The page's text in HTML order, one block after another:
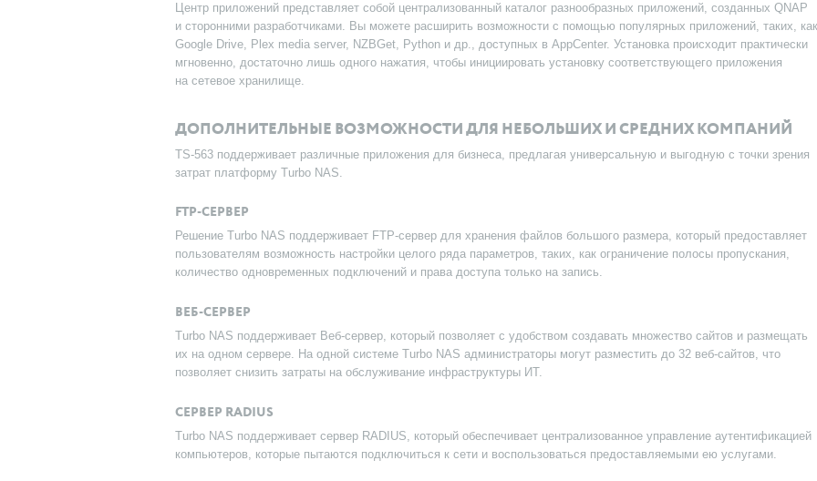
Центр приложений представляет собой централизованный каталог разнообразных приложений, созданных QNAP
и сторонними разработчиками. Вы можете расширить возможности с помощью популярных приложений, таких, как
Google Drive, Plex media server, NZBGet, Python и др., доступных в AppCenter. Установка происходит практически
мгновенно, достаточно лишь одного нажатия, чтобы инициировать установку соответствующего приложения
на сетевое хранилище.
ДОПОЛНИТЕЛЬНЫЕ ВОЗМОЖНОСТИ ДЛЯ НЕБОЛЬШИХ И СРЕДНИХ КОМПАНИЙ
TS-563 поддерживает различные приложения для бизнеса, предлагая универсальную и выгодную с точки зрения
затрат платформу Turbo NAS.
FTP-СЕРВЕР
Решение Turbo NAS поддерживает FTP-сервер для хранения файлов большого размера, который предоставляет
пользователям возможность настройки целого ряда параметров, таких, как ограничение полосы пропускания,
количество одновременных подключений и права доступа только на запись.
ВЕБ-СЕРВЕР
Turbo NAS поддерживает Веб-сервер, который позволяет с удобством создавать множество сайтов и размещать
их на одном сервере. На одной системе Turbo NAS администраторы могут разместить до 32 веб-сайтов, что
позволяет снизить затраты на обслуживание инфраструктуры ИТ.
СЕРВЕР RADIUS
Turbo NAS поддерживает сервер RADIUS, который обеспечивает централизованное управление аутентификацией
компьютеров, которые пытаются подключиться к сети и воспользоваться предоставляемыми ею услугами.